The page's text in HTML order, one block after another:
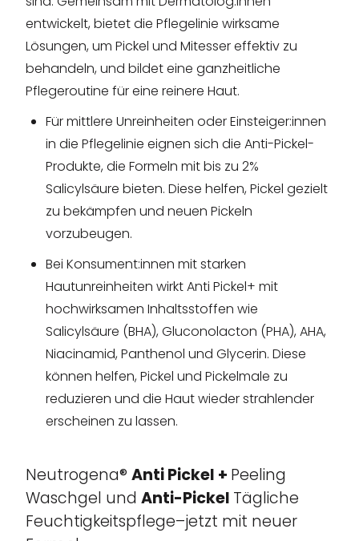
entwickelt, bietet die Pflegelinie wirksame
Lösungen, um Pickel und Mitesser effektiv zu
behandeln, und bildet eine ganzheitliche
Pflegeroutine für eine reinere Haut.
Für mittlere Unreinheiten oder Einsteiger:innen
in die Pflegelinie eignen sich die Anti-Pickel-
Produkte, die Formeln mit bis zu 2%
Salicylsäure bieten. Diese helfen, Pickel gezielt
zu bekämpfen und neuen Pickeln
vorzubeugen.
Bei Konsument:innen mit starken
Hautunreinheiten wirkt Anti Pickel+ mit
hochwirksamen Inhaltsstoffen wie
Salicylsäure (BHA), Gluconolacton (PHA), AHA,
Niacinamid, Panthenol und Glycerin. Diese
können helfen, Pickel und Pickelmale zu
reduzieren und die Haut wieder strahlender
erscheinen zu lassen.
Neutrogena® Anti Pickel + Peeling
Waschgel und Anti-Pickel Tägliche
Feuchtigkeitspflege–jetzt mit neuer